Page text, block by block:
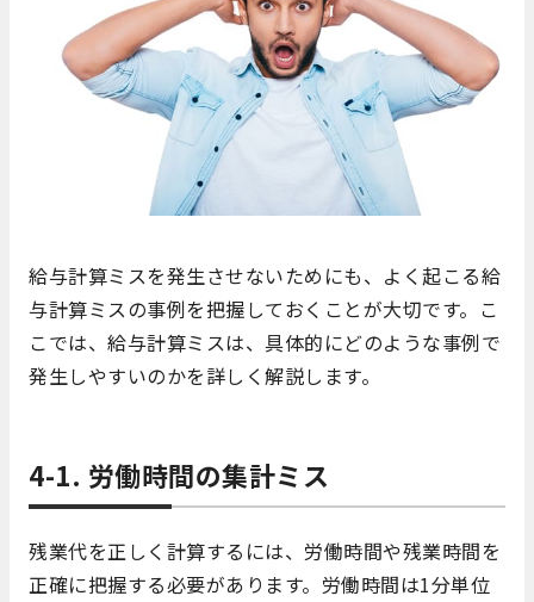
給与計算ミスを発生させないためにも、よく起こる給
与計算ミスの事例を把握しておくことが大切です。こ
こでは、給与計算ミスは、具体的にどのような事例で
発生しやすいのかを詳しく解説します。
4-1. 労働時間の集計ミス
残業代を正しく計算するには、労働時間や残業時間を
正確に把握する必要があります。労働時間は1分単位